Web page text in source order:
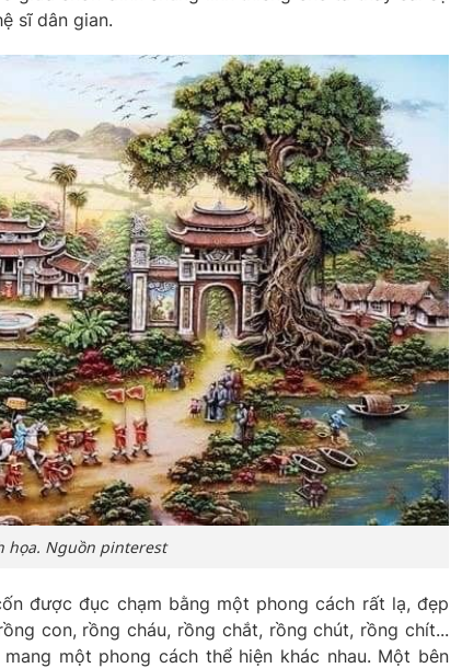
sĩ dân gian.
họa. Nguồn pinterest
được đục chạm bằng một phong cách rất lạ, đẹp
con, rồng cháu, rồng chắt, rồng chút, rồng chít...
một phong cách thể hiện khác nhau. Một bên